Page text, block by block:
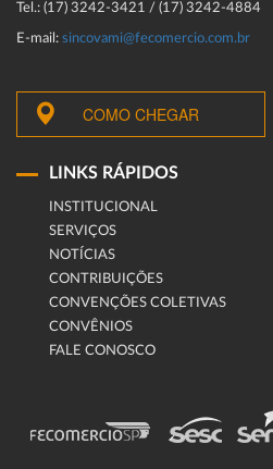
Tel.: (17) 3242-3421 / (17) 3242-4884
E-mail: sincovami@fecomercio.com.br
COMO CHEGAR
LINKS RÁPIDOS
INSTITUCIONAL
SERVIÇOS
NOTÍCIAS
CONTRIBUIÇÕES
CONVENÇÕES COLETIVAS
CONVÊNIOS
FALE CONOSCO